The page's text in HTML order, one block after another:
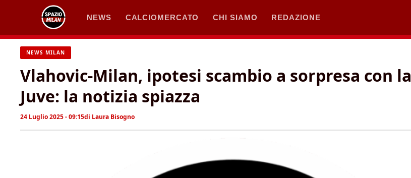
contenuto
NEWS CALCIOMERCATO CHI SIAMO REDAZIONE
NEWS MILAN
Vlahovic-Milan, ipotesi scambio a sorpresa con la
Juve: la notizia spiazza
24 Luglio 2025 - 09:15di Laura Bisogno